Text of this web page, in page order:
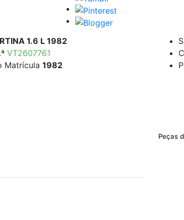
1.6 L 1982
VT2607761
Matrícula 1982
Peças